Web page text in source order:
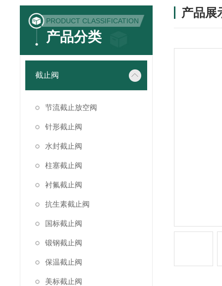
PRODUCT CLASSIFICATION
产品分类
截止阀
节流截止放空阀
针形截止阀
水封截止阀
柱塞截止阀
衬氟截止阀
抗生素截止阀
国标截止阀
锻钢截止阀
保温截止阀
美标截止阀
产品展